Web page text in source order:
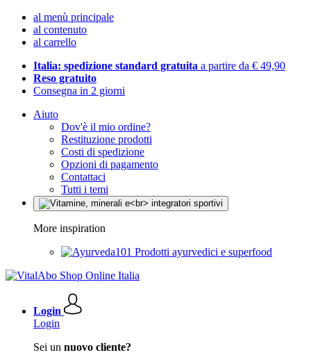
al menù principale
al contenuto
al carrello
Italia: spedizione standard gratuita a partire da € 49,90
Reso gratuito
Consegna in 2 giorni
Aiuto
Dov'è il mio ordine?
Restituzione prodotti
Costi di spedizione
Opzioni di pagamento
Contattaci
Tutti i temi
More inspiration
Prodotti ayurvedici e superfood
Login
Login
Sei un nuovo cliente?